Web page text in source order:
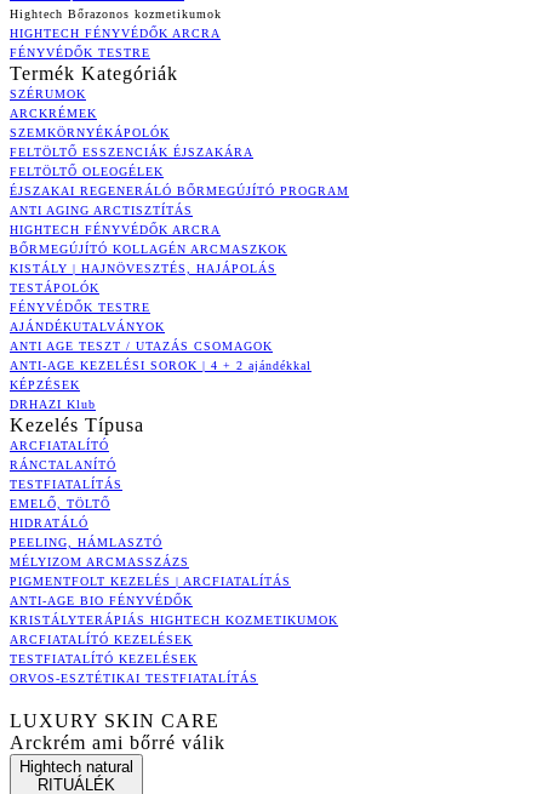
Hightech Bőrazonos kozmetikumok
HIGHTECH FÉNYVÉDŐK ARCRA
FÉNYVÉDŐK TESTRE
Termék Kategóriák
SZÉRUMOK
ARCKRÉMEK
SZEMKÖRNYÉKÁPOLÓK
FELTÖLTŐ ESSZENCIÁK ÉJSZAKÁRA
FELTÖLTŐ OLEOGÉLEK
ÉJSZAKAI REGENERÁLÓ BŐRMEGÚJÍTÓ PROGRAM
ANTI AGING ARCTISZTÍTÁS
HIGHTECH FÉNYVÉDŐK ARCRA
BŐRMEGÚJÍTÓ KOLLAGÉN ARCMASZKOK
KISTÁLY | HAJNÖVESZTÉS, HAJÁPOLÁS
TESTÁPOLÓK
FÉNYVÉDŐK TESTRE
AJÁNDÉKUTALVÁNYOK
ANTI AGE TESZT / UTAZÁS CSOMAGOK
ANTI-AGE KEZELÉSI SOROK | 4 + 2 ajándékkal
KÉPZÉSEK
DRHAZI Klub
Kezelés Típusa
ARCFIATALÍTÓ
RÁNCTALANÍTÓ
TESTFIATALÍTÁS
EMELŐ, TÖLTŐ
HIDRATÁLÓ
PEELING, HÁMLASZTÓ
MÉLYIZOM ARCMASSZÁZS
PIGMENTFOLT KEZELÉS | ARCFIATALÍTÁS
ANTI-AGE BIO FÉNYVÉDŐK
KRISTÁLYTERÁPIÁS HIGHTECH KOZMETIKUMOK
ARCFIATALÍTÓ KEZELÉSEK
TESTFIATALÍTÓ KEZELÉSEK
ORVOS-ESZTÉTIKAI TESTFIATALÍTÁS
LUXURY SKIN CARE
Arckrém ami bőrré válik
Hightech natural
RITUÁLÉK